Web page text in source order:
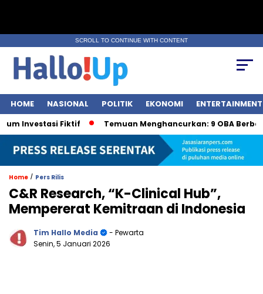
SCROLL TO CONTINUE WITH CONTENT
HOME NASIONAL POLITIK EKONOMI ENTERTAINMENT
Investasi Fiktif Temuan Menghancurkan: 9 OBA Berbahaya
Home / Pers Rilis
C&R Research, “K-Clinical Hub”,
Mempererat Kemitraan di Indonesia
Tim Hallo Media
- Pewarta
Senin, 5 Januari 2026